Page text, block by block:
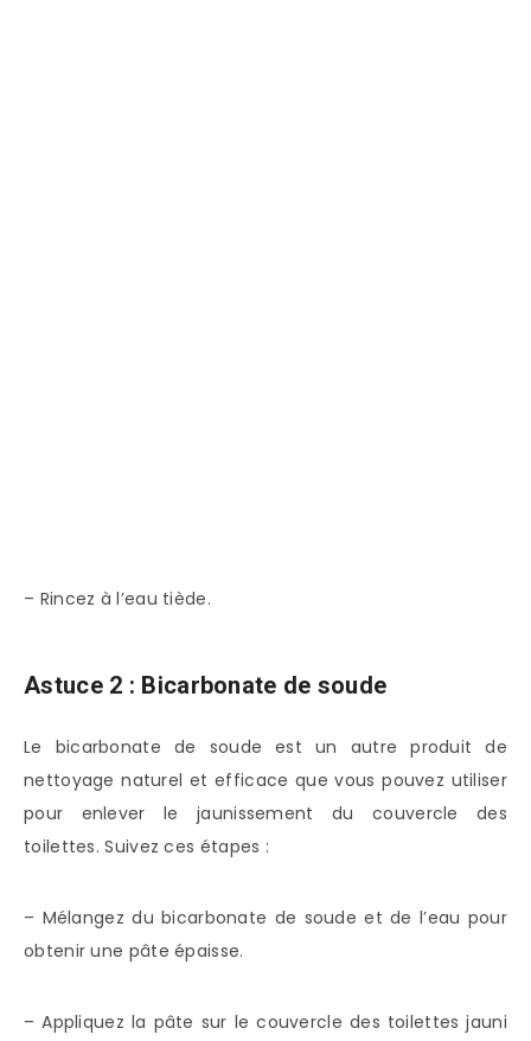
– Rincez à l’eau tiède.
Astuce 2 : Bicarbonate de soude
Le bicarbonate de soude est un autre produit de
nettoyage naturel et efficace que vous pouvez utiliser
pour enlever le jaunissement du couvercle des
toilettes. Suivez ces étapes :
– Mélangez du bicarbonate de soude et de l’eau pour
obtenir une pâte épaisse.
– Appliquez la pâte sur le couvercle des toilettes jauni